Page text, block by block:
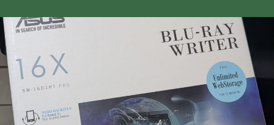
ーとウ
ィジェ
ット